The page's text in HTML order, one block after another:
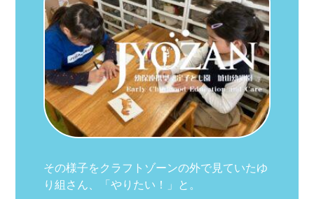
その様子をクラフトゾーンの外で見ていたゆ
り組さん、「やりたい！」と。